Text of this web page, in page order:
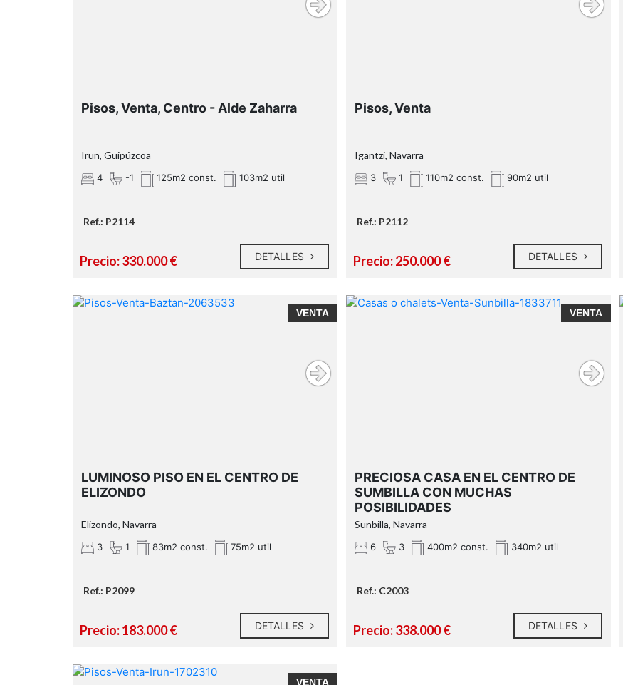
Pisos, Venta, Centro - Alde Zaharra
Irun, Guipúzcoa
4 -1 125m2 const. 103m2 util
Ref.: P2114
Precio: 330.000 € DETALLES
Pisos, Venta
Igantzi, Navarra
3 1 110m2 const. 90m2 util
Ref.: P2112
Precio: 250.000 € DETALLES
VENTA
LUMINOSO PISO EN EL CENTRO DE
ELIZONDO
Elizondo, Navarra
3 1 83m2 const. 75m2 util
Ref.: P2099
Precio: 183.000 € DETALLES
VENTA
PRECIOSA CASA EN EL CENTRO DE
SUMBILLA CON MUCHAS
POSIBILIDADES
Sunbilla, Navarra
6 3 400m2 const. 340m2 util
Ref.: C2003
Precio: 338.000 € DETALLES
VENTA